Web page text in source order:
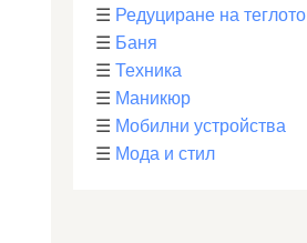
☰ Редуциране на теглото
☰ Баня
☰ Техника
☰ Маникюр
☰ Мобилни устройства
☰ Мода и стил